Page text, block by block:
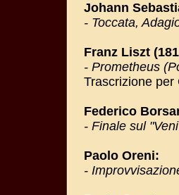
Johann
- Toccata,
Franz Liszt
- Prometheus
Trascrizione per
Federico
- Finale sul
Paolo Oreni:
-